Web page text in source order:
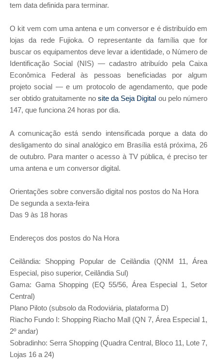
tem data definida para terminar.
O kit vem com uma antena e um conversor e é distribuído em
lojas da rede Fujioka. O representante da família que for
buscar os equipamentos deve levar a identidade, o Número de
Identificação Social (NIS) — cadastro atribuído pela Caixa
Econômica Federal às pessoas beneficiadas por algum
projeto social — e um protocolo de agendamento, que pode
ser obtido gratuitamente no site da Seja Digital ou pelo número
147, que funciona 24 horas por dia.
A comunicação está sendo intensificada porque a data do
desligamento do sinal analógico em Brasília está próxima, 26
de outubro. Para manter o acesso à TV pública, é preciso ter
uma antena e um conversor digital.
Orientações sobre conversão digital nos postos do Na Hora
De segunda a sexta-feira
Das 9 às 18 horas
Endereços dos postos do Na Hora
Ceilândia: Shopping Popular de Ceilândia (QNM 11, Área
Especial, piso superior, Ceilândia Sul)
Gama: Gama Shopping (EQ 55/56, Área Especial 1, Setor
Central)
Plano Piloto (subsolo da Rodoviária, plataforma D)
Riacho Fundo I: Shopping Riacho Mall (QN 7, Área Especial 1,
2º andar)
Sobradinho: Serra Shopping (Quadra Central, Bloco 11, Lote 7,
Lojas 16 a 24)